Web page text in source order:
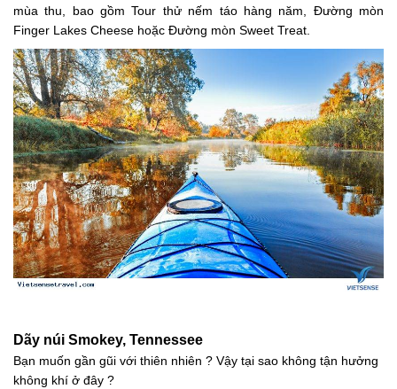
mùa thu, bao gồm Tour thử nếm táo hàng năm, Đường mòn
Finger Lakes Cheese hoặc Đường mòn Sweet Treat.
Dãy núi Smokey, Tennessee
Bạn muốn gần gũi với thiên nhiên ? Vậy tại sao không tận hưởng
không khí ở đây ?